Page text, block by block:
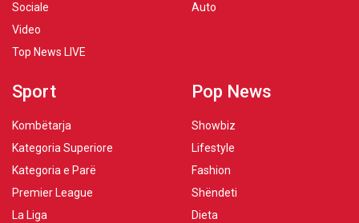
Sociale
Video
Top News LIVE
Auto
Sport
Kombëtarja
Kategoria Superiore
Kategoria e Parë
Premier League
La Liga
Pop News
Showbiz
Lifestyle
Fashion
Shëndeti
Dieta